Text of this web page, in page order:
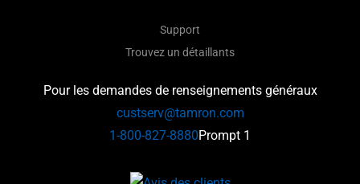
Support
Trouvez un détaillants
Pour les demandes de renseignements généraux
custserv@tamron.com
1-800-827-8880Prompt 1